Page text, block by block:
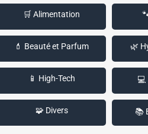
🛒 Alimentation
💄 Beauté et Parfum 🌿
📱 High-Tech 💻
🧩 Divers 📚